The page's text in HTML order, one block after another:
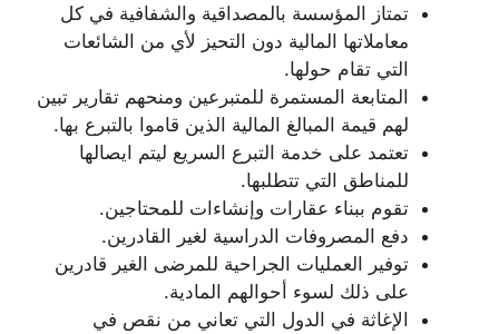
تمتاز المؤسسة بالمصداقية والشفافية في كل
معاملاتها المالية دون التحيز لأي من الشائعات
التي تقام حولها.
المتابعة المستمرة للمتبرعين ومنحهم تقارير تبين
لهم قيمة المبالغ المالية الذين قاموا بالتبرع بها.
تعتمد على خدمة التبرع السريع ليتم ايصالها
للمناطق التي تتطلبها.
تقوم ببناء عقارات وإنشاءات للمحتاجين.
دفع المصروفات الدراسية لغير القادرين.
توفير العمليات الجراحية للمرضى الغير قادرين
على ذلك لسوء أحوالهم المادية.
الإغاثة في الدول التي تعاني من نقص في